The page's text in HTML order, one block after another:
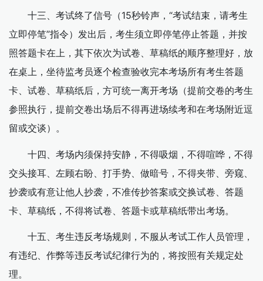
十三、考试终了信号（15秒铃声，“考试结束，请考生
立即停笔”指令）发出后，考生须立即停笔停止答题，并按
照答题卡在上，其下依次为试卷、草稿纸的顺序整理好，放
在桌上，坐待监考员逐个检查验收完本考场所有考生答题
卡、试卷、草稿纸后，方可统一离开考场（提前交卷的考生
参照执行，提前交卷出场后不得再进场续考和在考场附近逗
留或交谈）。
十四、考场内须保持安静，不得吸烟，不得喧哗，不得
交头接耳、左顾右盼、打手势、做暗号，不得夹带、旁窥、
抄袭或有意让他人抄袭，不准传抄答案或交换试卷、答题
卡、草稿纸，不得将试卷、答题卡或草稿纸带出考场。
十五、考生违反考场规则，不服从考试工作人员管理，
有违纪、作弊等违反考试纪律行为的，将按照有关规定处
理。